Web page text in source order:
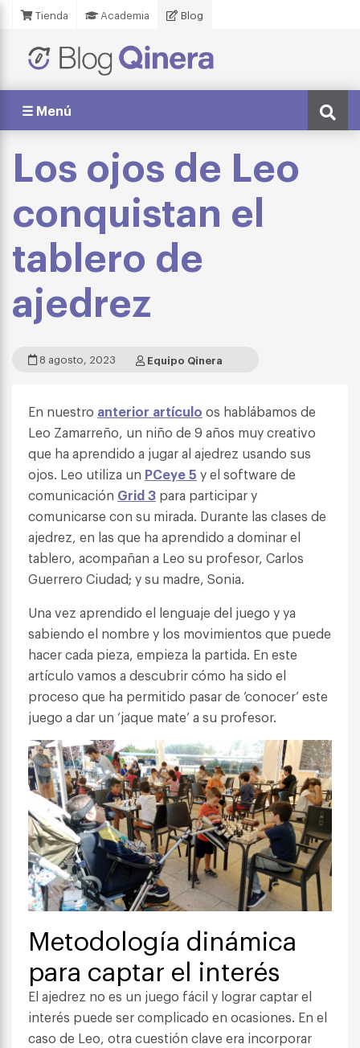
Tienda Academia Blog
☰ Menú
Los ojos de Leo
conquistan el
tablero de
ajedrez
8 agosto, 2023 Equipo Qinera
En nuestro anterior artículo os hablábamos de
Leo Zamarreño, un niño de 9 años muy creativo
que ha aprendido a jugar al ajedrez usando sus
ojos. Leo utiliza un PCeye 5 y el software de
comunicación Grid 3 para participar y
comunicarse con su mirada. Durante las clases de
ajedrez, en las que ha aprendido a dominar el
tablero, acompañan a Leo su profesor, Carlos
Guerrero Ciudad; y su madre, Sonia.
Una vez aprendido el lenguaje del juego y ya
sabiendo el nombre y los movimientos que puede
hacer cada pieza, empieza la partida. En este
artículo vamos a descubrir cómo ha sido el
proceso que ha permitido pasar de ‘conocer’ este
juego a dar un ‘jaque mate’ a su profesor.
Metodología dinámica
para captar el interés
El ajedrez no es un juego fácil y lograr captar el
interés puede ser complicado en ocasiones. En el
caso de Leo, otra cuestión clave era incorporar